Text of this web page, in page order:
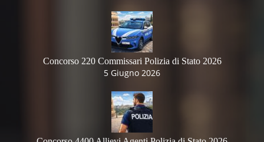
Concorso 220 Commissari Polizia di Stato 2026
5 Giugno 2026